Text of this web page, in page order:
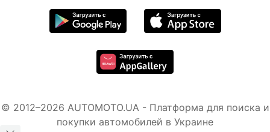
© 2012–2026 AUTOMOTO.UA - Платформа для поиска и
покупки автомобилей в Украине